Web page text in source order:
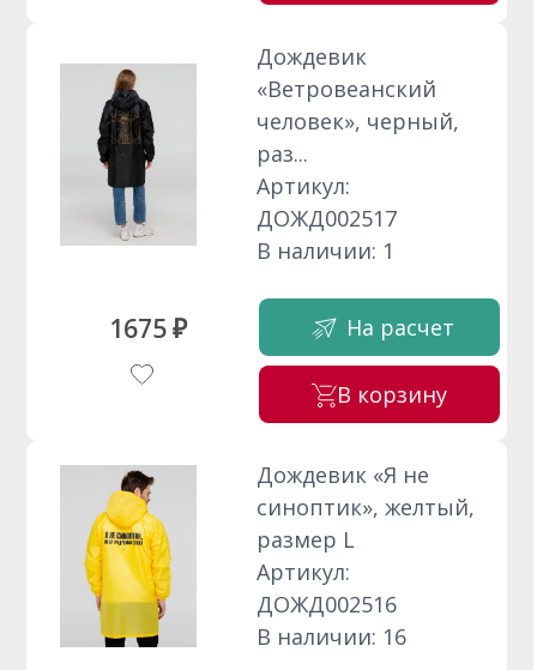
1675 ₽
Дождевик
«Ветровеанский
человек», черный,
раз...
Артикул:
ДОЖД002517
В наличии: 1
На расчет
В корзину
Дождевик «Я не
синоптик», желтый,
размер L
Артикул:
ДОЖД002516
В наличии: 16